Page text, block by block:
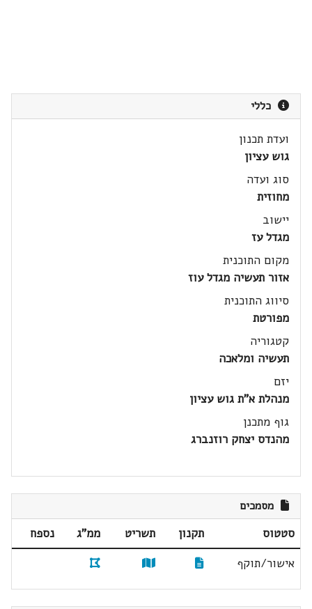
כללי
ועדת תכנון
גוש עציון
סוג ועדה
מחוזית
יישוב
מגדל עז
מקום התוכנית
אזור תעשיה מגדל עוז
סיווג התוכנית
מפורטת
קטגוריה
תעשיה ומלאכה
יזם
מנהלת א"ת גוש עציון
גוף מתכנן
מהנדס יצחק רוזנברג
מסמכים
סטטוס תקנון תשריט ממ"ג
נספח
אישור/תוקף